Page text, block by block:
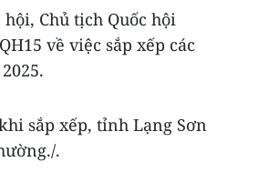
Chủ tịch Quốc hội
về việc sắp xếp các
sắp xếp, tỉnh Lạng Sơn
.